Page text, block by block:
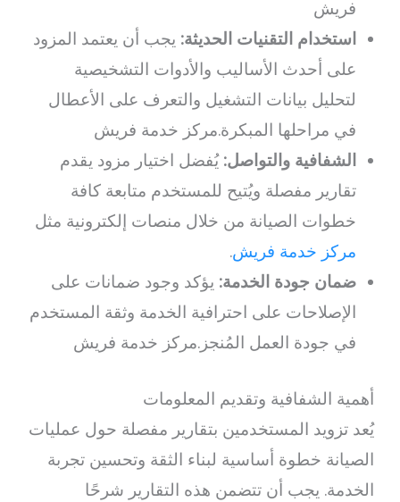
فريش
استخدام التقنيات الحديثة: يجب أن يعتمد المزود
على أحدث الأساليب والأدوات التشخيصية
لتحليل بيانات التشغيل والتعرف على الأعطال
في مراحلها المبكرة.مركز خدمة فريش
الشفافية والتواصل: يُفضل اختيار مزود يقدم
تقارير مفصلة ويُتيح للمستخدم متابعة كافة
خطوات الصيانة من خلال منصات إلكترونية مثل
مركز خدمة فريش.
ضمان جودة الخدمة: يؤكد وجود ضمانات على
الإصلاحات على احترافية الخدمة وثقة المستخدم
في جودة العمل المُنجز.مركز خدمة فريش
أهمية الشفافية وتقديم المعلومات
يُعد تزويد المستخدمين بتقارير مفصلة حول عمليات
الصيانة خطوة أساسية لبناء الثقة وتحسين تجربة
الخدمة. يجب أن تتضمن هذه التقارير شرحًا